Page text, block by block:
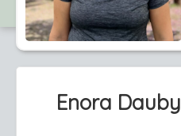
Enora Dauby